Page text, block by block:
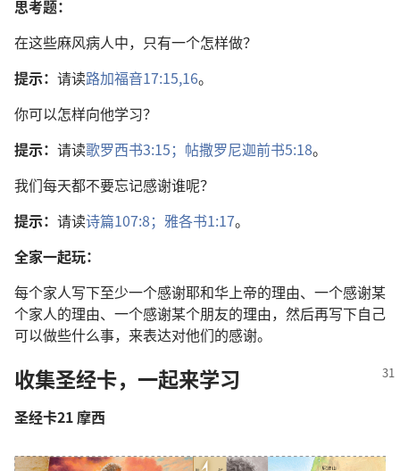
思考题：
在这些麻风病人中，只有一个怎样做？
提示： 请读路加福音17:15,16。
你可以怎样向他学习？
提示： 请读歌罗西书3:15； 帖撒罗尼迦前书5:18。
我们每天都不要忘记感谢谁呢？
提示： 请读诗篇107:8； 雅各书1:17。
全家一起玩：
每个家人写下至少一个感谢耶和华上帝的理由、一个感谢某
个家人的理由、一个感谢某个朋友的理由，然后再写下自己
可以做些什么事，来表达对他们的感谢。
收集圣经卡，一起来学习
圣经卡21 摩西